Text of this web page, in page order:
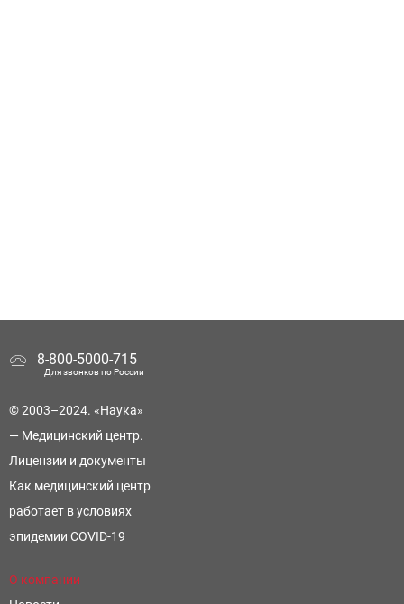
8-800-5000-715
Для звонков по России
© 2003–2024. «Наука»
— Медицинский центр.
Лицензии и документы
Как медицинский центр
работает в условиях
эпидемии COVID-19
О компании